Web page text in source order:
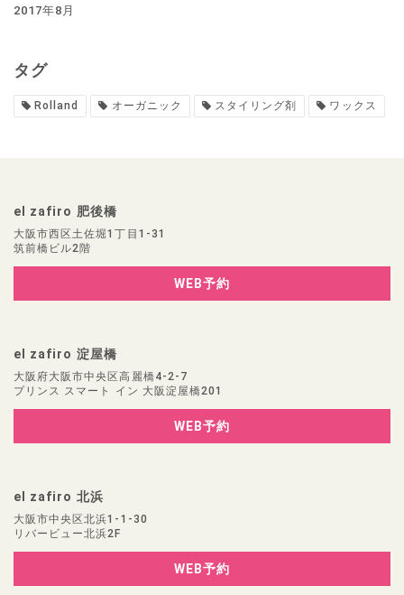
2017年8月
タグ
Rolland オーガニック スタイリング剤 ワックス
el zafiro 肥後橋
大阪市西区土佐堀1丁目1-31
筑前橋ビル2階
WEB予約
el zafiro 淀屋橋
大阪府大阪市中央区高麗橋4-2-7
プリンス スマート イン 大阪淀屋橋201
WEB予約
el zafiro 北浜
大阪市中央区北浜1-1-30
リバービュー北浜2F
WEB予約